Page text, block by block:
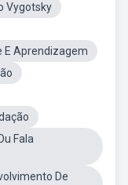
Vygotsky
E Aprendizagem
Fala
De